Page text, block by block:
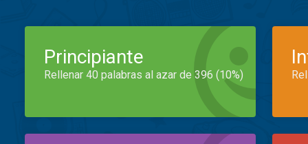
Principiante
Rellenar 40 palabras al azar de 396 (10%)